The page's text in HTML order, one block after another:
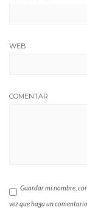
WEB
COMENTAR
Guardar mi nombre,
vez que haga un comentario.